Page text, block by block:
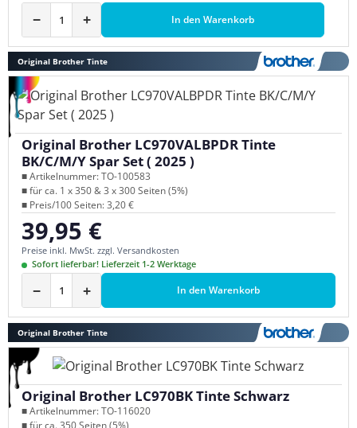
− + In den Warenkorb
Original Brother Tinte
Original Brother LC970VALBPDR Tinte
BK/C/M/Y Spar Set ( 2025 )
■ Artikelnummer: TO-100583
■ für ca. 1 x 350 & 3 x 300 Seiten (5%)
■ Preis/100 Seiten: 3,20 €
Regulärer Preis:
39,95 €
Preise inkl. MwSt. zzgl. Versandkosten
Sofort lieferbar! Lieferzeit 1-2 Werktage
− + In den Warenkorb
Original Brother Tinte
Original Brother LC970BK Tinte Schwarz
■ Artikelnummer: TO-116020